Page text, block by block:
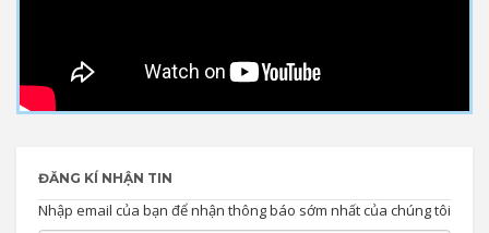
ĐĂNG KÍ NHẬN TIN
Nhập email của bạn để nhận thông báo sớm nhất của chúng tôi